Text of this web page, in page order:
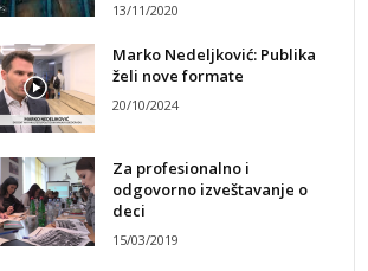
13/11/2020
Marko Nedeljković: Publika
želi nove formate
20/10/2024
Za profesionalno i
odgovorno izveštavanje o
deci
15/03/2019